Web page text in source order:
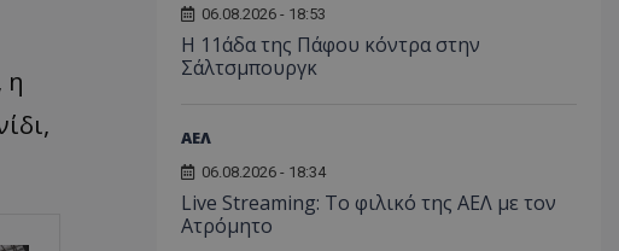
η
06.08.2026 - 18:53
Η 11άδα της Πάφου κόντρα στην
Σάλτσμπουργκ
ΑΕΛ
06.08.2026 - 18:34
Live Streaming: Το φιλικό της ΑΕΛ με τον
Ατρόμητο